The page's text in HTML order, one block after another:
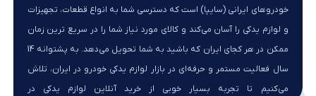
خودروهای ایرانی (سایپا) است که دسترسی شما به انواع قطعات، تجهیزات
و لوازم یدکی را آسان می‌کند و کالای مورد نیاز شما را در سریع ترین زمان
ممکن در هر کجای ایران که باشید به شما تحویل می‌دهد. به پشتوانه 14
سال فعالیت مستمر و حرفه‌ای در بازار لوازم یدکی خودرو در ایران، تلاش
می‌کنیم تا تجربه بسیار خوبی از خرید آنلاین لوازم یدکی در